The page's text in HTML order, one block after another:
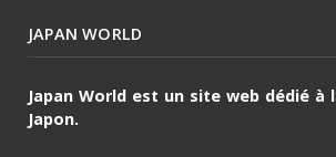
JAPAN WORLD
Japan World est un site web dédié à
Japon.